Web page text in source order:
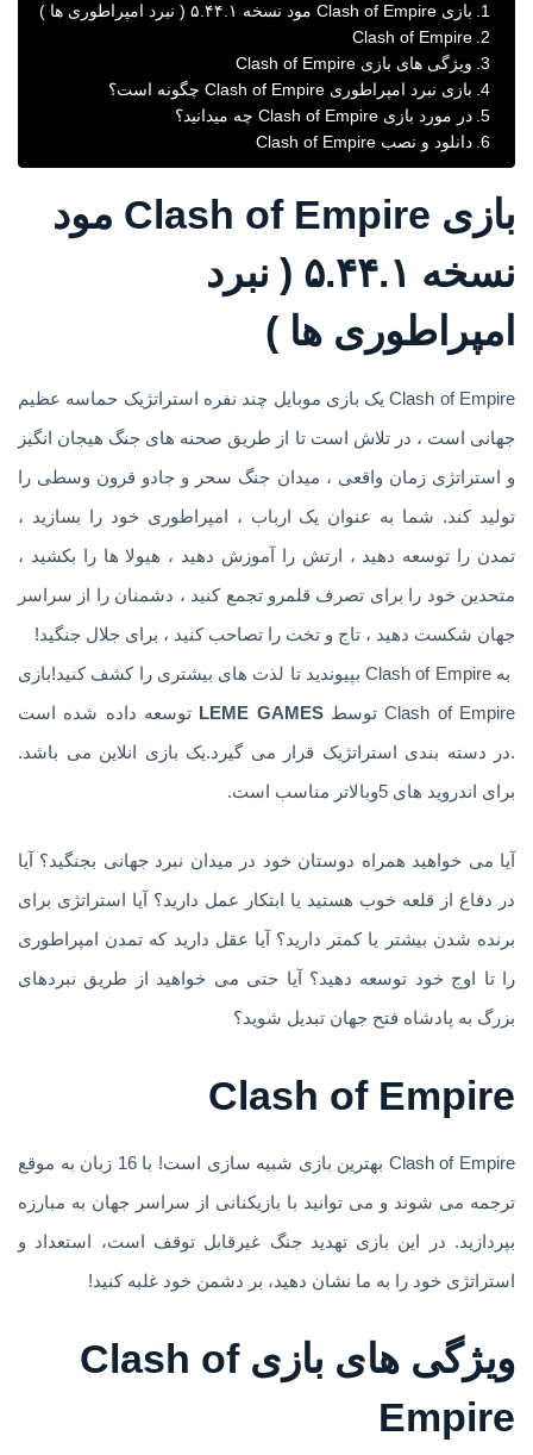
بازی Clash of Empire مود نسخه ۵.۴۴.۱ ( نبرد امپراطوری ها )
Clash of Empire
ویژگی های بازی Clash of Empire
بازی نبرد امپراطوری Clash of Empire چگونه است؟
در مورد بازی Clash of Empire چه میدانید؟
دانلود و نصب Clash of Empire
بازی Clash of Empire مود
نسخه ۵.۴۴.۱ ( نبرد
امپراطوری ها )
Clash of Empire یک بازی موبایل چند نفره استراتژیک حماسه عظیم
جهانی است ، در تلاش است تا از طریق صحنه های جنگ هیجان انگیز
و استراتژی زمان واقعی ، میدان جنگ سحر و جادو قرون وسطی را
تولید کند. شما به عنوان یک ارباب ، امپراطوری خود را بسازید ،
تمدن را توسعه دهید ، ارتش را آموزش دهید ، هیولا ها را بکشید ،
متحدین خود را برای تصرف قلمرو تجمع کنید ، دشمنان را از سراسر
جهان شکست دهید ، تاج و تخت را تصاحب کنید ، برای جلال جنگید!
‏ به Clash of Empire بپیوندید تا لذت های بیشتری را کشف کنید!بازی
Clash of Empire توسط
LEME GAMES توسعه داده شده است
.در دسته بندی استراتژیک قرار می گیرد.یک بازی انلاین می باشد.
برای اندروید های 5وبالاتر مناسب است.
آیا می خواهید همراه دوستان خود در میدان نبرد جهانی بجنگید؟ آیا
در دفاع از قلعه خوب هستید یا ابتکار عمل دارید؟ آیا استراتژی برای
برنده شدن بیشتر یا کمتر دارید؟ آیا عقل دارید که تمدن امپراطوری
را تا اوج خود توسعه دهید؟ آیا حتی می خواهید از طریق نبردهای
بزرگ به پادشاه فتح جهان تبدیل شوید؟
Clash of Empire
Clash of Empire بهترین بازی شبیه سازی است! با 16 زبان به موقع
ترجمه می شوند و می توانید با بازیکنانی از سراسر جهان به مبارزه
بپردازید. در این بازی تهدید جنگ غیرقابل توقف است، استعداد و
استراتژی خود را به ما نشان دهید، بر دشمن خود غلبه کنید!
ویژگی های بازی Clash of
Empire